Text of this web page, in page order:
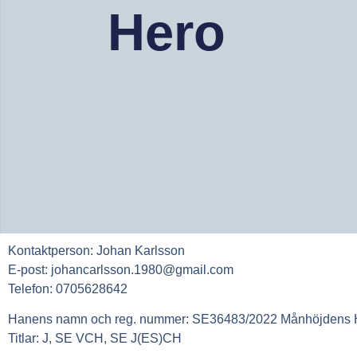
Hero
Kontaktperson: Johan Karlsson
E-post: johancarlsson.1980@gmail.com
Telefon: 0705628642
Hanens namn och reg. nummer: SE36483/2022 Månhöjdens
Titlar: J, SE VCH, SE J(ES)CH